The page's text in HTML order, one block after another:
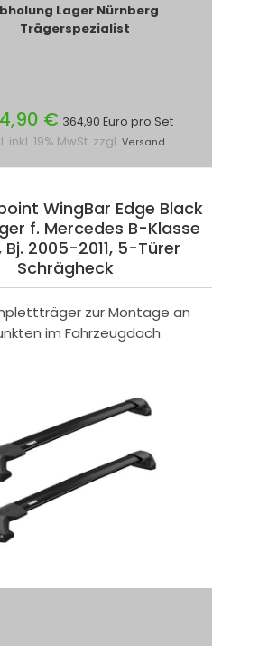
Lager Nürnberg
Trägerspezialist
€ 364,90 Euro pro Set
inkl. 19% MwSt. zzgl. Versand
WingBar Edge Black
f. Mercedes B-Klasse
Bj. 2005-2011, 5-Türer
Schrägheck
zur Montage an
im Fahrzeugdach